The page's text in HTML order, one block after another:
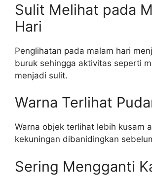
Sulit Melihat pada
Hari
Penglihatan pada malam hari
buruk sehingga aktivitas seperti
menjadi sulit.
Warna Terlihat
Warna objek terlihat lebih kusam
kekuningan dibanidingkan
Sering Mengganti